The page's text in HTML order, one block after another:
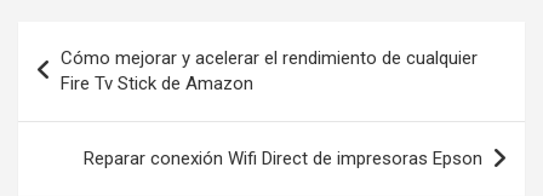
de
entradas
Cómo mejorar y acelerar el rendimiento de cualquier
Fire Tv Stick de Amazon
Reparar conexión Wifi Direct de impresoras Epson